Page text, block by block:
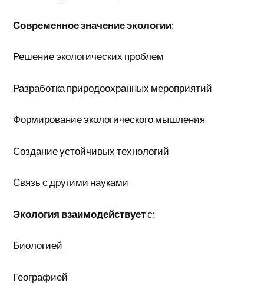
Современное значение экологии:
Решение экологических проблем
Разработка природоохранных мероприятий
Формирование экологического мышления
Создание устойчивых технологий
Связь с другими науками
Экология взаимодействуетс:
Биологией
Географией